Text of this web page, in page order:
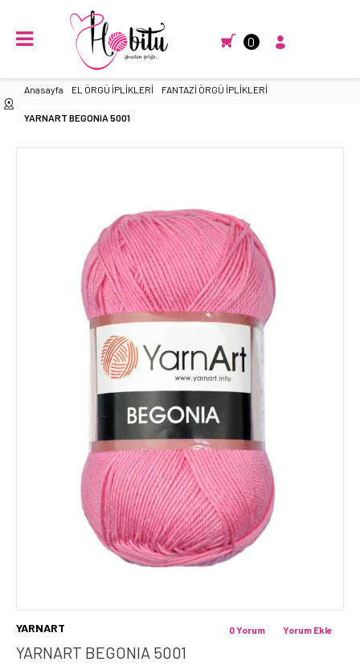
0
Anasayfa EL ÖRGÜ İPLİKLERİ FANTAZİ ÖRGÜ İPLİKLERİ
YARNART BEGONIA 5001
YARNART
YARNART BEGONIA 5001
Yorum Ekle
0 Yorum